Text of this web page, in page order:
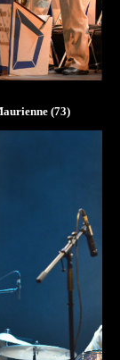
(73)